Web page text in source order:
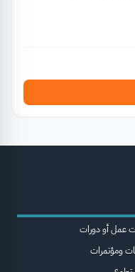
عمل أو دورات
ومؤتمرات